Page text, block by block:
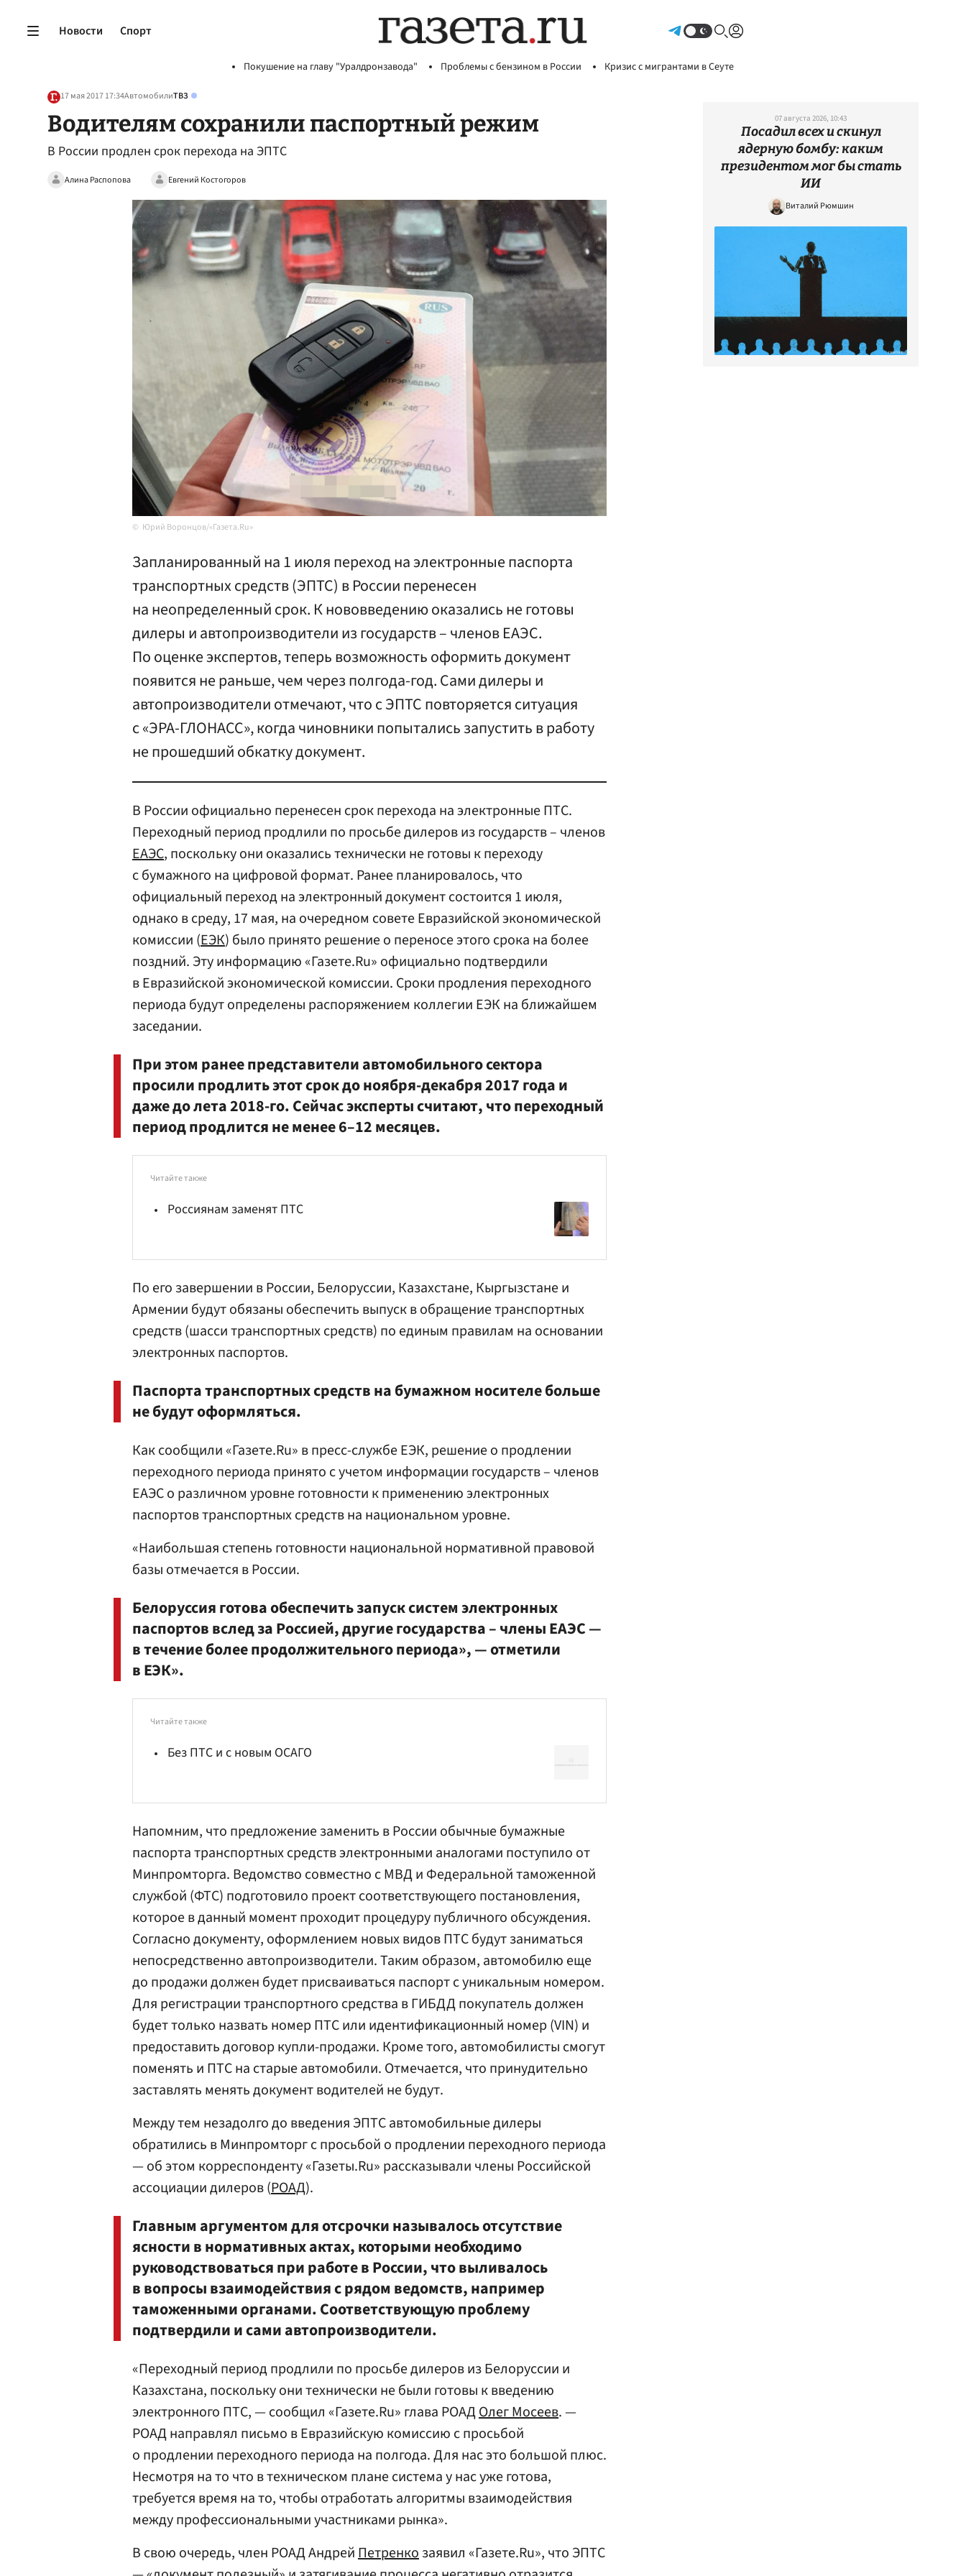
Новости Спорт
Покушение на главу "Уралдронзавода" Проблемы с бензином в России Кризис с мигрантами в Сеуте
17 мая 2017 17:34АвтомобилиТВЗ
Водителям сохранили паспортный режим
В России продлен срок перехода на ЭПТС
Алина Распопова Евгений Костогоров
Юрий Воронцов/«Газета.Ru»
Запланированный на 1 июля переход на электронные паспорта
транспортных средств (ЭПТС) в России перенесен
на неопределенный срок. К нововведению оказались не готовы
дилеры и автопроизводители из государств – членов ЕАЭС.
По оценке экспертов, теперь возможность оформить документ
появится не раньше, чем через полгода-год. Сами дилеры и
автопроизводители отмечают, что с ЭПТС повторяется ситуация
с «ЭРА-ГЛОНАСС», когда чиновники попытались запустить в работу
не прошедший обкатку документ.
В России официально перенесен срок перехода на электронные ПТС.
Переходный период продлили по просьбе дилеров из государств – членов
ЕАЭС, поскольку они оказались технически не готовы к переходу
с бумажного на цифровой формат. Ранее планировалось, что
официальный переход на электронный документ состоится 1 июля,
однако в среду, 17 мая, на очередном совете Евразийской экономической
комиссии (ЕЭК) было принято решение о переносе этого срока на более
поздний. Эту информацию «Газете.Ru» официально подтвердили
в Евразийской экономической комиссии. Сроки продления переходного
периода будут определены распоряжением коллегии ЕЭК на ближайшем
заседании.
При этом ранее представители автомобильного сектора
просили продлить этот срок до ноября-декабря 2017 года и
даже до лета 2018-го. Сейчас эксперты считают, что переходный
период продлится не менее 6–12 месяцев.
Читайте также
Россиянам заменят ПТС
По его завершении в России, Белоруссии, Казахстане, Кыргызстане и
Армении будут обязаны обеспечить выпуск в обращение транспортных
средств (шасси транспортных средств) по единым правилам на основании
электронных паспортов.
Паспорта транспортных средств на бумажном носителе больше
не будут оформляться.
Как сообщили «Газете.Ru» в пресс-службе ЕЭК, решение о продлении
переходного периода принято с учетом информации государств – членов
ЕАЭС о различном уровне готовности к применению электронных
паспортов транспортных средств на национальном уровне.
«Наибольшая степень готовности национальной нормативной правовой
базы отмечается в России.
Белоруссия готова обеспечить запуск систем электронных
паспортов вслед за Россией, другие государства – члены ЕАЭС —
в течение более продолжительного периода», — отметили
в ЕЭК».
Читайте также
Без ПТС и с новым ОСАГО
Напомним, что предложение заменить в России обычные бумажные
паспорта транспортных средств электронными аналогами поступило от
Минпромторга. Ведомство совместно сМВДи Федеральной таможенной
службой (ФТС) подготовило проект соответствующего постановления,
которое в данный момент проходит процедуру публичного обсуждения.
Согласно документу, оформлением новых видов ПТС будут заниматься
непосредственно автопроизводители. Таким образом, автомобилю еще
до продажи должен будет присваиваться паспорт с уникальным номером.
Для регистрации транспортного средства вГИБДДпокупатель должен
будет только назвать номер ПТС или идентификационный номер (VIN) и
предоставить договор купли-продажи. Кроме того, автомобилисты смогут
поменять и ПТС на старые автомобили. Отмечается, что принудительно
заставлять менять документ водителей не будут.
Между тем незадолго до введения ЭПТС автомобильные дилеры
обратились в Минпромторг с просьбой о продлении переходного периода
— об этом корреспонденту «Газеты.Ru» рассказывали члены Российской
ассоциации дилеров (РОАД).
Главным аргументом для отсрочки называлось отсутствие
ясности в нормативных актах, которыми необходимо
руководствоваться при работе в России, что выливалось
в вопросы взаимодействия с рядом ведомств, например
таможенными органами. Соответствующую проблему
подтвердили и сами автопроизводители.
«Переходный период продлили по просьбе дилеров из Белоруссии и
Казахстана, поскольку они технически не были готовы к введению
электронного ПТС, — сообщил «Газете.Ru» глава РОАДОлег Мосеев. —
РОАД направлял письмо в Евразийскую комиссию с просьбой
о продлении переходного периода на полгода. Для нас это большой плюс.
Несмотря на то что в техническом плане система у нас уже готова,
требуется время на то, чтобы отработать алгоритмы взаимодействия
между профессиональными участниками рынка».
В свою очередь, член РОАД АндрейПетренкозаявил «Газете.Ru», что ЭПТС
07 августа 2026, 10:43
Посадил всех и скинул
ядерную бомбу: каким
президентом мог бы стать
ИИ
Виталий Рюмшин